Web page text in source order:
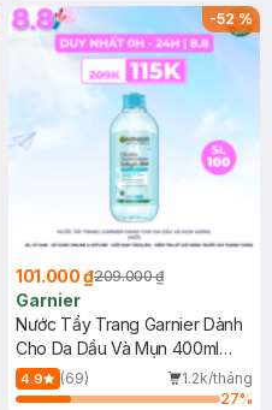
-52%
101.000 ₫209.000 ₫
Garnier
Nước Tẩy Trang Garnier Dành
Cho Da Dầu Và Mụn 400ml
(Mới)
4.9 (69)
1.2k/tháng
27%